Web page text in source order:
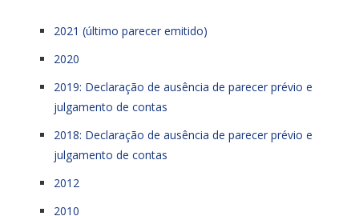
2021 (último parecer emitido)
2020
2019: Declaração de ausência de parecer prévio e
julgamento de contas
2018: Declaração de ausência de parecer prévio e
julgamento de contas
2012
2010